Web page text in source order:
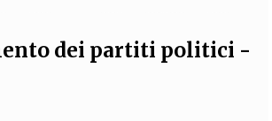
dei partiti politici -